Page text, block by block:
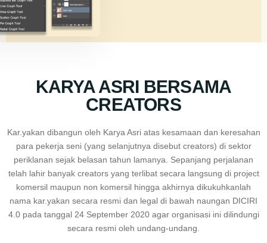
KARYA ASRI BERSAMA
CREATORS
Kar.yakan dibangun oleh Karya Asri atas kesamaan dan keresahan
para pekerja seni (yang selanjutnya disebut creators) di sektor
periklanan sejak belasan tahun lamanya. Sepanjang perjalanan
telah lahir banyak creators yang terlibat secara langsung di project
komersil maupun non komersil hingga akhirnya dikukuhkanlah
nama kar.yakan secara resmi dan legal di bawah naungan DICIRI
4.0 pada tanggal 24 September 2020 agar organisasi ini dilindungi
secara resmi oleh undang-undang.